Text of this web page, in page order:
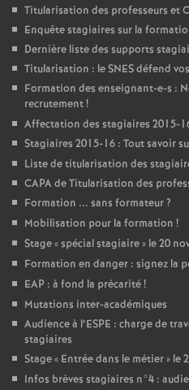
Titularisation des professeurs et
Enquête stagiaires sur la
Dernière liste des supports
Titularisation : leSNESdéfend
Formation des enseignant-e-s :
recrutement!
Affectation des stagiaires 2015-
Stagiaires 2015-16 : Tout savoir
Liste de titularisation des
CAPAde Titularisation des
Formation ... sans formateur?
Mobilisation pour la formation !
Stage «spécial stagiaire» le 20
Formation en danger : signez la
EAP : à fond la précarité!
Mutations inter-académiques
Audience à l’ESPE : charge de
stagiaires
Stage « Entrée dans le métier» le
Infos brèves stagiaires n°4 :